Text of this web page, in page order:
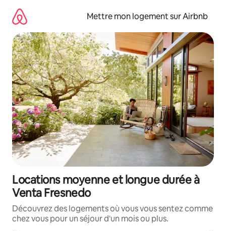
directement
contenu
Mettre mon logement sur Airbnb
Locations moyenne et longue durée à
Venta Fresnedo
Découvrez des logements où vous vous sentez comme
chez vous pour un séjour d'un mois ou plus.